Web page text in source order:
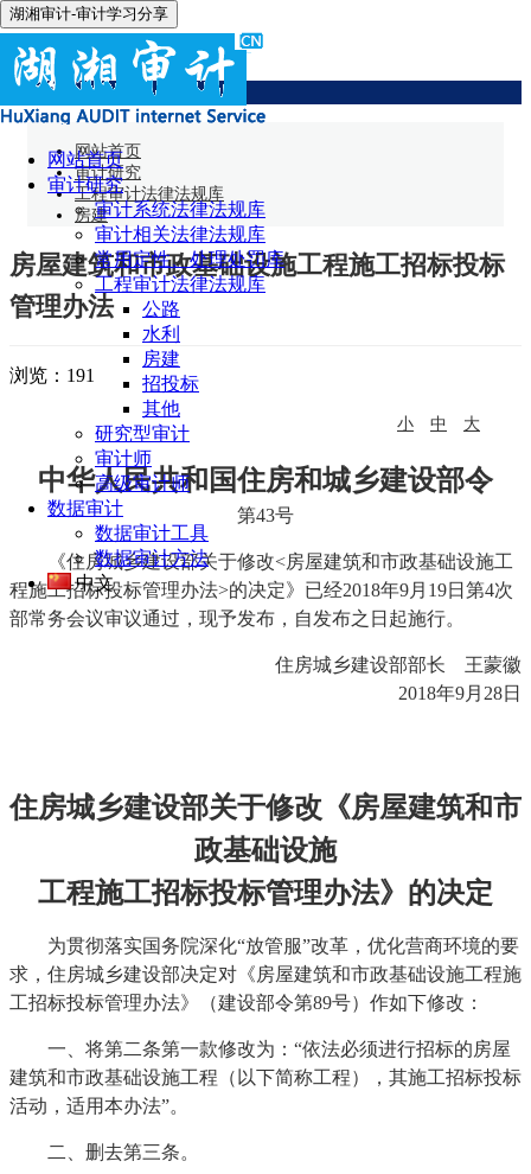
湖湘审计-审计学习分享
网站首页
审计研究
审计系统法律法规库
审计相关法律法规库
常用定性、处理处罚库
工程审计法律法规库
公路
水利
房建
招投标
其他
研究型审计
审计师
高级审计师
数据审计
数据审计工具
数据审计方法
中文
房建
网站首页
审计研究
工程审计法律法规库
房建
房屋建筑和市政基础设施工程施工招标投标
管理办法
浏览： 191
小 中 大
中华人民共和国住房和城乡建设部令
第43号
《住房城乡建设部关于修改<房屋建筑和市政基础设施工
程施工招标投标管理办法>的决定》已经2018年9月19日第4次
部常务会议审议通过，现予发布，自发布之日起施行。
住房城乡建设部部长 王蒙徽
2018年9月28日
住房城乡建设部关于修改《房屋建筑和市
政基础设施
工程施工招标投标管理办法》的决定
为贯彻落实国务院深化“放管服”改革，优化营商环境的要
求，住房城乡建设部决定对《房屋建筑和市政基础设施工程施
工招标投标管理办法》（建设部令第89号）作如下修改：
一、将第二条第一款修改为：“依法必须进行招标的房屋
建筑和市政基础设施工程（以下简称工程），其施工招标投标
活动，适用本办法”。
二、删去第三条。